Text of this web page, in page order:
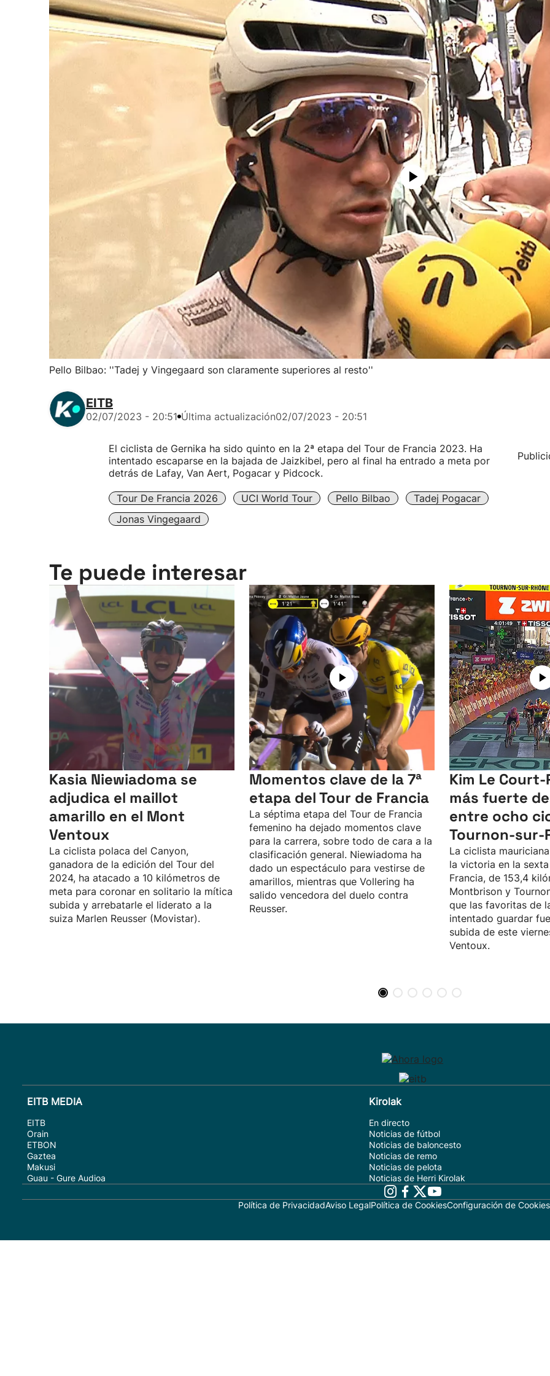
Pello Bilbao: ''Tadej y Vingegaard son claramente superiores al resto''
EITB
02/07/2023 - 20:51 Última actualización02/07/2023 - 20:51
El ciclista de Gernika ha sido quinto en la 2ª etapa del Tour de Francia 2023. Ha
intentado escaparse en la bajada de Jaizkibel, pero al final ha entrado a meta por
detrás de Lafay, Van Aert, Pogacar y Pidcock.
Tour De Francia 2026 UCI World Tour Pello Bilbao
Tadej Pogacar
Jonas Vingegaard
Te puede interesar
Kasia Niewiadoma se
adjudica el maillot
amarillo en el Mont
Ventoux
La ciclista polaca del Canyon,
ganadora de la edición del Tour del
2024, ha atacado a 10 kilómetros de
meta para coronar en solitario la mítica
subida y arrebatarle el liderato a la
suiza Marlen Reusser (Movistar).
Momentos clave de la 7ª
etapa del Tour de Francia
La séptima etapa del Tour de Francia
femenino ha dejado momentos clave
para la carrera, sobre todo de cara a la
clasificación general. Niewiadoma ha
dado un espectáculo para vestirse de
amarillos, mientras que Vollering ha
salido vencedora del duelo contra
Reusser.
Kim Le Court-
más fuerte
entre ocho
Tournon-sur-
La ciclista
la victoria en la
Francia, de 153,4
Montbrison y
que las favoritas de
intentado guardar
subida de este
Ventoux.
EITB MEDIA
EITB
Orain
ETBON
Gaztea
Makusi
Guau - Gure Audioa
Kirolak
En directo
Noticias de fútbol
Noticias de baloncesto
Noticias de remo
Noticias de pelota
Noticias de Herri Kirolak
Política de PrivacidadAviso LegalPolítica de CookiesConfiguración de Cookies